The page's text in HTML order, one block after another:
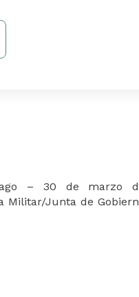
– 30 de marzo
Militar/Junta de